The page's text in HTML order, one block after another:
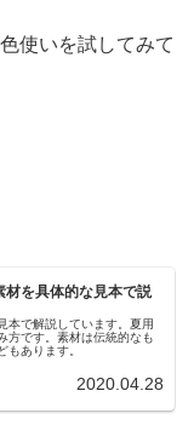
使いを試してみて
材を具体的な見本で説
本で解説しています。夏用
方です。素材は伝統的なも
もあります。
2020.04.28